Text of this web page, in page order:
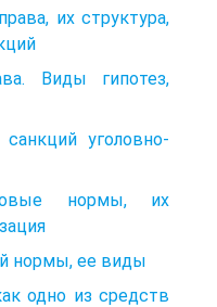
их структура,
Виды гипотез,
уголовно-
нормы, их
нормы, ее виды
одно из средств